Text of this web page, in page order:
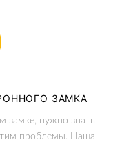
ЗАМКА
замке, нужно знать
проблемы. Наша